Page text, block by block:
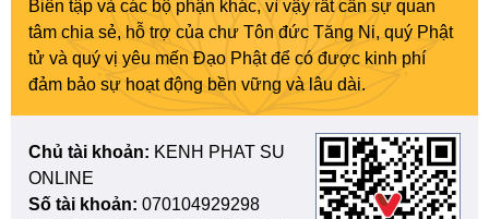
Biên tập và các bộ phận khác, vì vậy rất cần sự quan
tâm chia sẻ, hỗ trợ của chư Tôn đức Tăng Ni, quý Phật
tử và quý vị yêu mến Đạo Phật để có được kinh phí
đảm bảo sự hoạt động bền vững và lâu dài.
Chủ tài khoản: KENH PHAT SU
ONLINE
Số tài khoản: 070104929298